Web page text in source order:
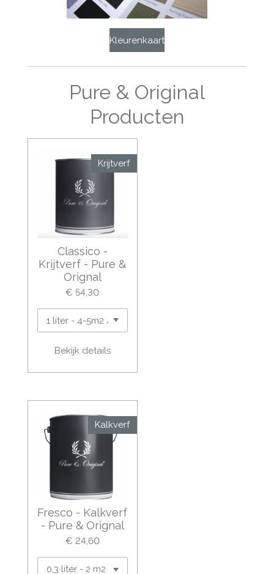
Kleurenkaart
Pure & Original
Producten
Krijtverf
Classico -
Krijtverf - Pure &
Orignal
€ 54,30
Bekijk details
Kalkverf
Fresco - Kalkverf
- Pure & Orignal
€ 24,60